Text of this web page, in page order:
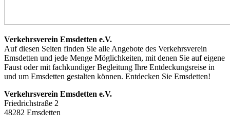
Verkehrsverein Emsdetten e.V.
Auf diesen Seiten finden Sie alle Angebote des Verkehrsverein
Emsdetten und jede Menge Möglichkeiten, mit denen Sie auf eigene
Faust oder mit fachkundiger Begleitung Ihre Entdeckungsreise in
und um Emsdetten gestalten können. Entdecken Sie Emsdetten!
Verkehrsverein Emsdetten e.V.
Friedrichstraße 2
48282 Emsdetten